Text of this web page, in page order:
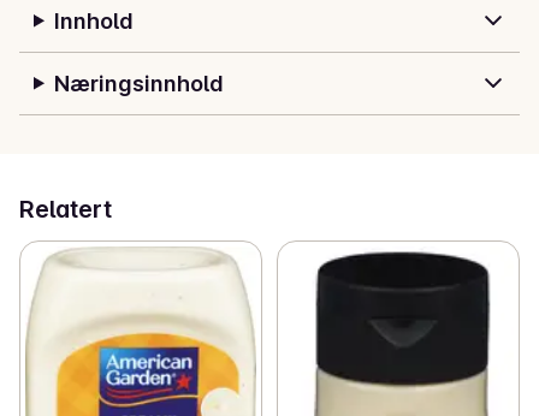
Innhold
Næringsinnhold
Relatert